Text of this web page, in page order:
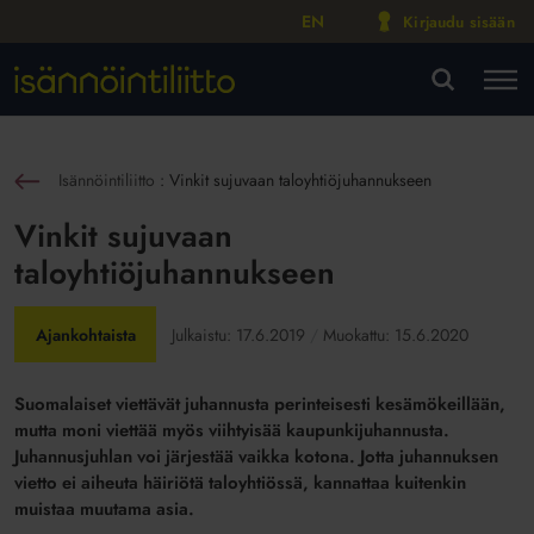
EN Kirjaudu sisään
Isännöintiliitto :Vinkit sujuvaan taloyhtiöjuhannukseen
Vinkit sujuvaan
taloyhtiöjuhannukseen
Ajankohtaista Julkaistu: 17.6.2019 Muokattu: 15.6.2020
Suomalaiset viettävät juhannusta perinteisesti kesämökeillään,
mutta moni viettää myös viihtyisää kaupunkijuhannusta.
Juhannusjuhlan voi järjestää vaikka kotona. Jotta juhannuksen
vietto ei aiheuta häiriötä taloyhtiössä, kannattaa kuitenkin
muistaa muutama asia.